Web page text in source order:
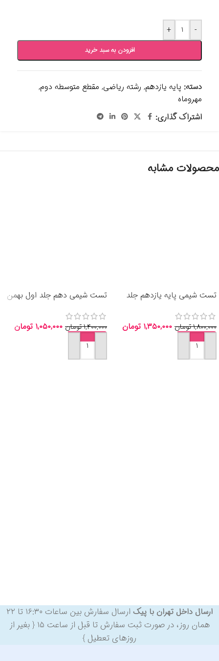
-
+
افزودن به سبد خرید
دسته: پایه یازدهم, رشته ریاضی, مقطع متوسطه دوم,
مهروماه
اشتراک گذاری:
محصولات مشابه
تست شیمی پایه یازدهم جلد
۱,۸۰۰,۰۰۰تومان ۱,۳۵۰,۰۰۰ تومان
افزودن به سبد خرید
تست شیمی دهم جلد اول بهمن
۱,۴۰۰,۰۰۰تومان ۱,۰۵۰,۰۰۰ تومان
افزودن به سبد خرید
ارسال داخل تهران با پیک
ارسال سفارش بین ساعات ۱۶:۳۰ تا ۲۲
همان روز، در صورت ثبت سفارش تا قبل از ساعت ۱۵ { بغیر از
روزهای تعطیل }